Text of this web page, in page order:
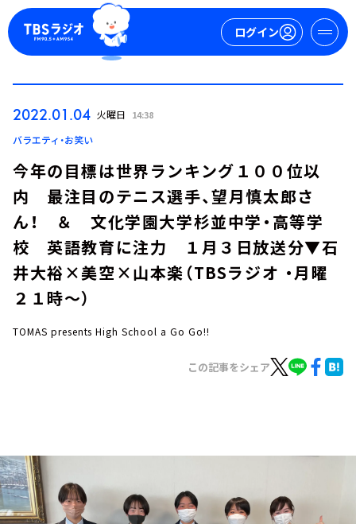
ログイン
ログイン
今日の番組表
週間番組表
トピックス
2022.01.04 火曜日 14:38
バラエティ・お笑い
今年の目標は世界ランキング１００位以
内 最注目のテニス選手、望月慎太郎さ
ん！ ＆ 文化学園大学杉並中学・高等学
校 英語教育に注力 １月３日放送分▼石
井大裕×美空×山本楽（TBSラジオ ・月曜
２１時～）
TOMAS presents High School a Go Go!!
この記事をシェア